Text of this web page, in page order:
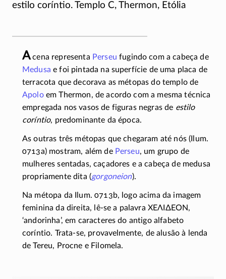
estilo coríntio. Templo C, Thermon, Etólia
Acena representa Perseu fugindo com a cabeça de
Medusa e foi pintada na superfície de uma placa de
terracota que decorava as métopas do templo de
Apoloem Thermon, de acordo com a mesma técnica
empregada nos vasos de figuras negras de estilo
coríntio, predominante da época.
As outras três métopas que chegaram até nós (Ilum.
0713a) mostram, além de Perseu, um grupo de
mulheres sentadas, caçadores e a cabeça de medusa
propriamente dita (gorgoneion).
Na métopa da Ilum. 0713b, logo acima da imagem
feminina da direita,
lê-se a palavra ΧΕΛΙΔΕΟΝ,
‘andorinha’, em caracteres do antigo alfabeto
coríntio. Trata-se, provavelmente, de alusão à lenda
de Tereu, Procne e Filomela.